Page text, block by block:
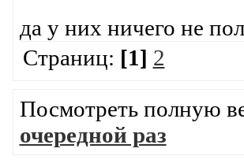
да у них ничего не
Страниц: [1] 2
Посмотреть полную
очередной раз